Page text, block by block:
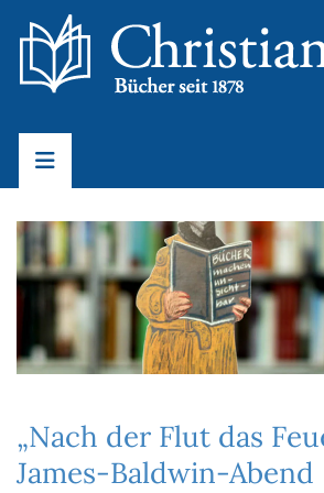
„Nach der Flut das
James-Baldwin-Abend